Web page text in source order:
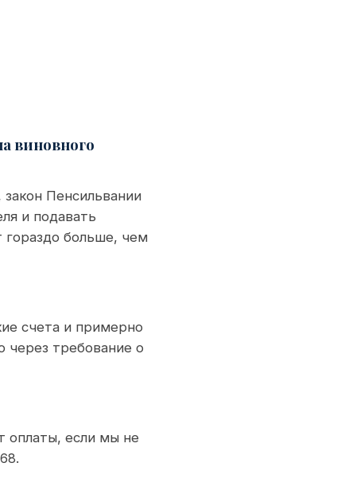
виновного
Пенсильвании
и подавать
гораздо больше, чем
счета и примерно
через требование о
оплаты, если мы не